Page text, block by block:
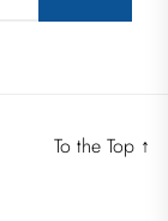
To the Top ↑